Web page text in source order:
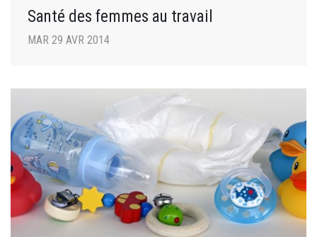
Santé des femmes au travail
MAR 29 AVR 2014